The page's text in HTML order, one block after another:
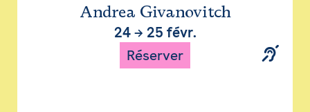
Andrea Givanovitch
24→ 25 févr.
Réserver